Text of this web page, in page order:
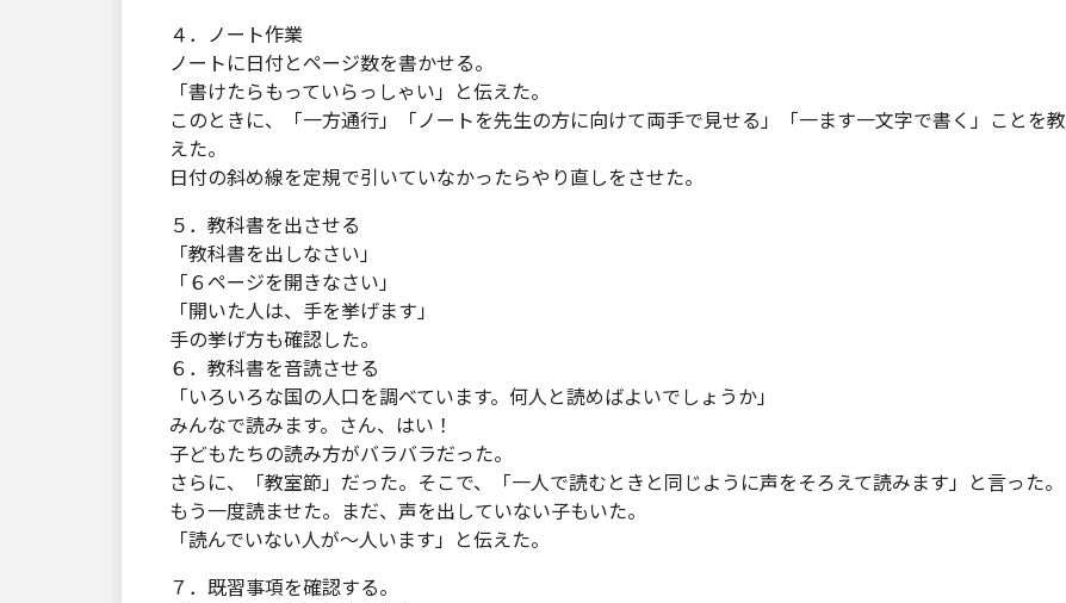
４．ノート作業
ノートに日付とページ数を書かせる。
「書けたらもっていらっしゃい」と伝えた。
このときに、「一方通行」「ノートを先生の方に向けて両手で見せる」「一ます一文字で書く」ことを教
えた。
日付の斜め線を定規で引いていなかったらやり直しをさせた。
５．教科書を出させる
「教科書を出しなさい」
「６ページを開きなさい」
「開いた人は、手を挙げます」
手の挙げ方も確認した。
６．教科書を音読させる
「いろいろな国の人口を調べています。何人と読めばよいでしょうか」
みんなで読みます。さん、はい！
子どもたちの読み方がバラバラだった。
さらに、「教室節」だった。そこで、「一人で読むときと同じように声をそろえて読みます」と言った。
もう一度読ませた。まだ、声を出していない子もいた。
「読んでいない人が～人います」と伝えた。
７．既習事項を確認する。